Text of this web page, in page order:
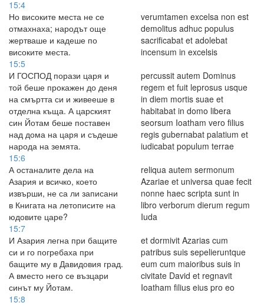
15:4
Но високите места не се
отмахнаха; народът още
жертваше и кадеше по
високите места.
verumtamen excelsa non est
demolitus adhuc populus
sacrificabat et adolebat
incensum in excelsis
15:5
И ГОСПОД порази царя и
той беше прокажен до деня
на смъртта си и живееше в
отделна къща. А царският
син Йотам беше поставен
над дома на царя и съдеше
народа на земята.
percussit autem Dominus
regem et fuit leprosus usque
in diem mortis suae et
habitabat in domo libera
seorsum Ioatham vero filius
regis gubernabat palatium et
iudicabat populum terrae
15:6
А останалите дела на
Азария и всичко, което
извърши, не са ли записани
в Книгата на летописите на
юдовите царе?
reliqua autem sermonum
Azariae et universa quae fecit
nonne haec scripta sunt in
libro verborum dierum regum
Iuda
15:7
И Азария легна при бащите
си и го погребаха при
бащите му в Давидовия град.
А вместо него се възцари
синът му Йотам.
et dormivit Azarias cum
patribus suis sepelieruntque
eum cum maioribus suis in
civitate David et regnavit
Ioatham filius eius pro eo
15:8